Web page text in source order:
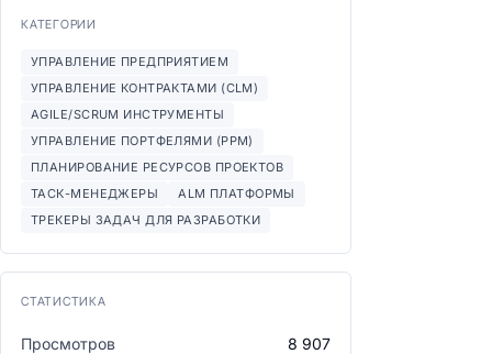
КАТЕГОРИИ
УПРАВЛЕНИЕ ПРЕДПРИЯТИЕМ
УПРАВЛЕНИЕ КОНТРАКТАМИ (CLM)
AGILE/SCRUM ИНСТРУМЕНТЫ
УПРАВЛЕНИЕ ПОРТФЕЛЯМИ (PPM)
ПЛАНИРОВАНИЕ РЕСУРСОВ ПРОЕКТОВ
ТАСК-МЕНЕДЖЕРЫ
ALM ПЛАТФОРМЫ
ТРЕКЕРЫ ЗАДАЧ ДЛЯ РАЗРАБОТКИ
СТАТИСТИКА
Просмотров
8 907